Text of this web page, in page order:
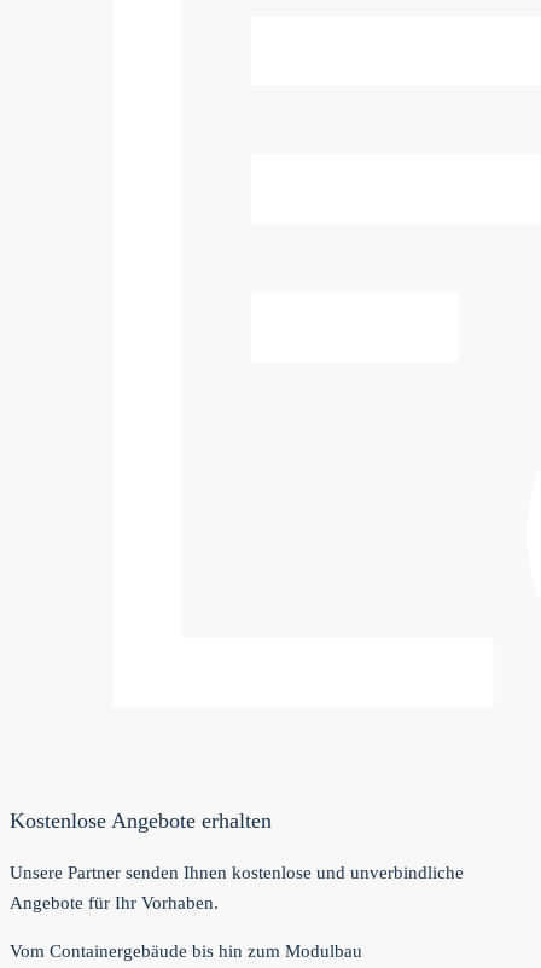
Kostenlose Angebote erhalten
Unsere Partner senden Ihnen kostenlose und unverbindliche
Angebote für Ihr Vorhaben.
Vom Containergebäude bis hin zum Modulbau